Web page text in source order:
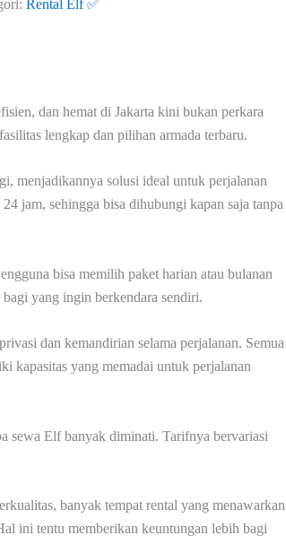
Rental Elf ✅
dan hemat di Jakarta kini bukan perkara
lengkap dan pilihan armada terbaru.
menjadikannya solusi ideal untuk perjalanan
jam, sehingga bisa dihubungi kapan saja tanpa
bisa memilih paket harian atau bulanan
yang ingin berkendara sendiri.
dan kemandirian selama perjalanan. Semua
kapasitas yang memadai untuk perjalanan
sewa Elf banyak diminati. Tarifnya bervariasi
banyak tempat rental yang menawarkan
ini tentu memberikan keuntungan lebih bagi